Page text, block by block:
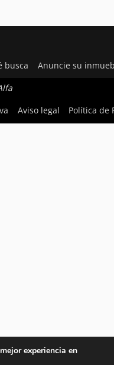
busca Anuncie su
Aviso legal Política de
experiencia en